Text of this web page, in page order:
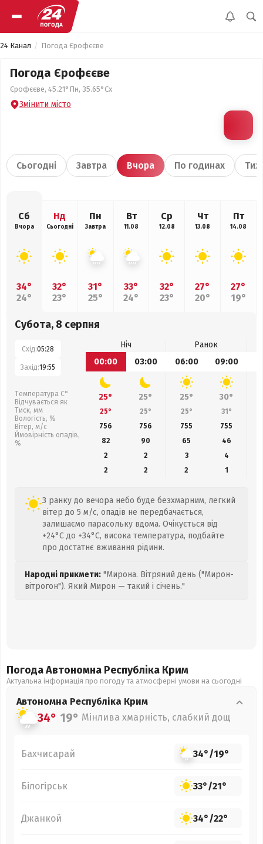
24 Канал Погода Єрофєєве
Погода Єрофєєве
Єрофєєве, 45.21°Пн, 35.65°Сх
Змінити місто
Сьогодні Завтра Вчора По годинах
Сб
Вчора
34°
24°
Нд
Сьогодні
32°
23°
Пн
Завтра
31°
25°
Вт
11.08
33°
24°
Ср
12.08
32°
23°
Чт
13.08
27°
20°
Пт
14.08
27°
19°
Субота, 8 серпня
Схід:05:28
Захід:19:55
Температура С°
Відчувається як
Тиск, мм
Вологість, %
Вітер, м/с
Ймовірність опадів,
%
Ніч
Ранок
00:00
03:00 06:00 09:00
25° 25° 25° 30°
25° 25° 25° 31°
756
756 755 755
82
90 65 46
2
2 3
4
2
2 2 1
З ранку до вечора небо буде безхмарним, легкий
вітер до 5 м/с, опадів не передбачається,
залишаємо парасольку вдома. Очікується від
+24°C до +34°C, висока температура, подбайте
про достатнє вживання рідини.
Народні прикмети: "Мирона. Вітряний день ("Мирон-
вітрогон"). Який Мирон — такий і січень."
Погода Автономна Республіка Крим
Актуальна інформація про погоду та атмосферні умови на сьогодні
Автономна Республіка Крим
34° 19° Мінлива хмарність, слабкий дощ
Бахчисарай 34°/19°
Білогірськ 33°/21°
Джанкой 34°/22°